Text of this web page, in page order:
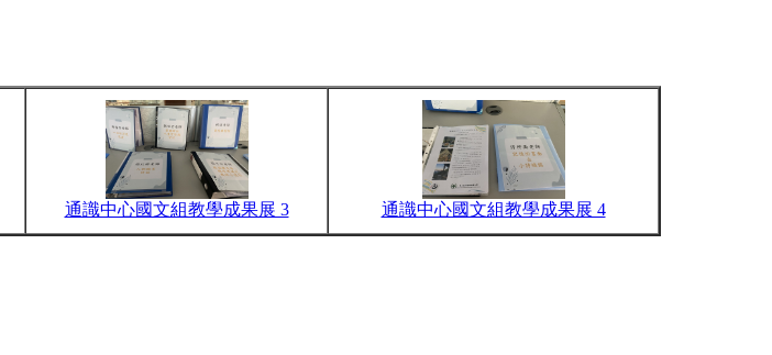
通識中心國文組教學成果展 3 通識中心國文組教學成果展 4